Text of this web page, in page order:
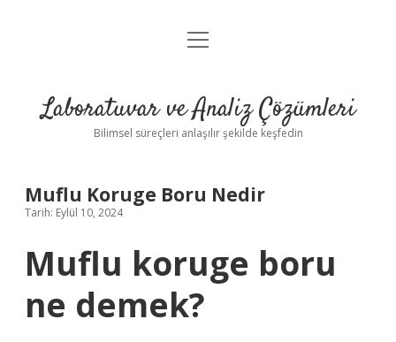
Anasayfa
Yasal Uyarı
menüyü
Laboratuvar ve Analiz Çözümleri
Bilimsel süreçleri anlaşılır şekilde keşfedin
Muflu Koruge Boru Nedir
Tarih: Eylül 10, 2024
Muflu koruge boru
ne demek?